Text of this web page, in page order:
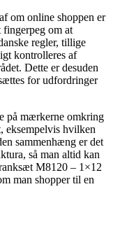
om online shoppen er
fingerpeg om at
regler, tillige
kontrolleres af
Dette er desuden
for udfordringer
på mærkerne omkring
eksempelvis hvilken
sammenhæng er det
så man altid kan
M8120 – 1×12
man shopper til en